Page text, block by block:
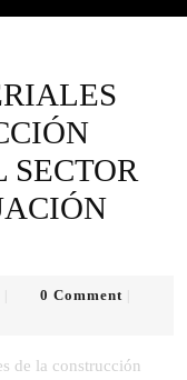
SECTOR
0 Comment
de la construcción